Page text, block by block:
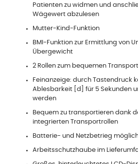
Patienten zu widmen und
Wägewert abzulesen
Mutter-Kind-Funktion
BMI-Funktion zur Ermittlung von
Übergewicht
2 Rollen zum bequemen
Feinanzeige: durch Tastendruck
Ablesbarkeit [d] für 5 Sekunden
werden
Bequem zu transportieren dank
integrierten Transportrollen
Batterie- und Netzbetrieg
Arbeitsschutzhaube im